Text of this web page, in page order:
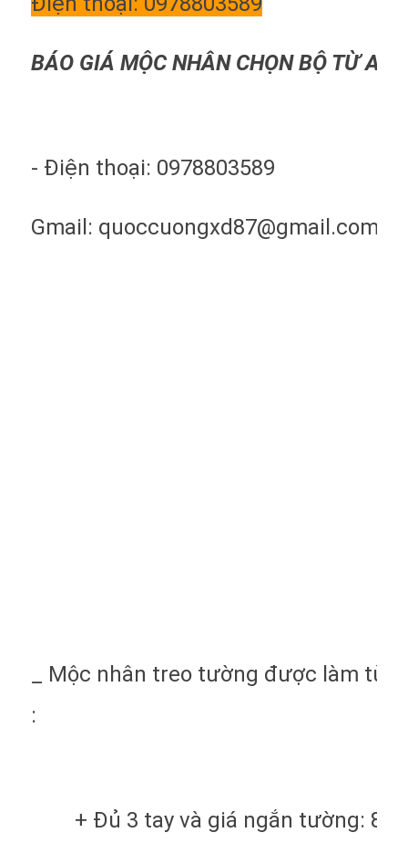
BÁO GIÁ MỘC NHÂN CHỌN BỘ TỪ A
- Điện thoại: 0978803589
Gmail: quoccuongxd87@gmail.com
_ Mộc nhân treo tường được làm từ
:
+ Đủ 3 tay và giá ngắn tường: